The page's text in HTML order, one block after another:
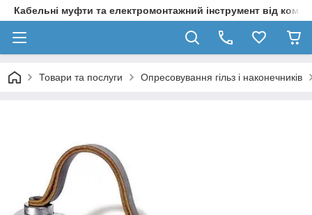
Кабельні муфти та електромонтажний інструмент від
Товари та послуги Опресовування гільз і наконечників